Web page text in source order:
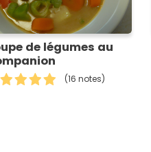
de légumes au
(16 notes)